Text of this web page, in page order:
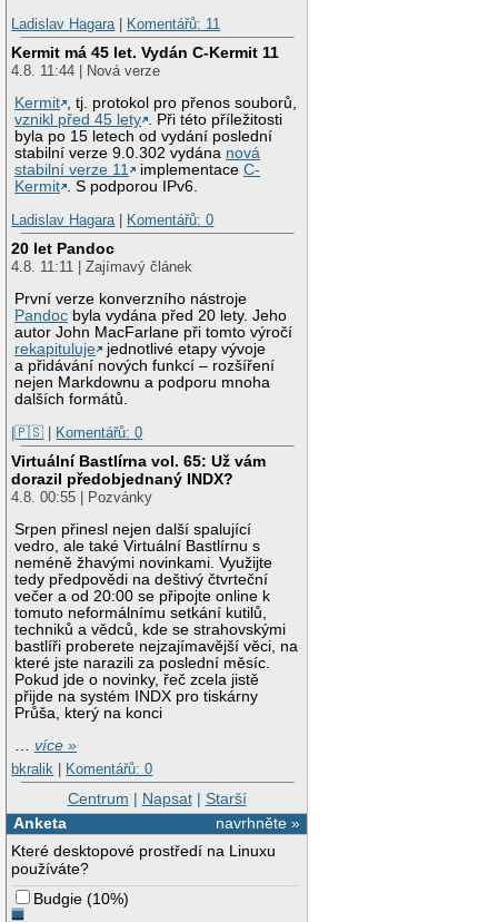
Ladislav Hagara | Komentářů: 11
Kermit má 45 let. Vydán C-Kermit 11
4.8. 11:44 | Nová verze
Kermit
, tj. protokol pro přenos souborů,
vznikl před 45 lety
. Při této příležitosti
byla po 15 letech od vydání poslední
stabilní verze 9.0.302 vydána nová
stabilní verze 11
implementaceC-
Kermit
. S podporou IPv6.
Ladislav Hagara | Komentářů: 0
20 let Pandoc
4.8. 11:11 | Zajímavý článek
První verze konverzního nástroje
Pandoc byla vydána před 20 lety. Jeho
autor John MacFarlane při tomto výročí
rekapituluje
jednotlivé etapy vývoje
a přidávání nových funkcí – rozšíření
nejen Markdownu a podporu mnoha
dalších formátů.
|🇵🇸 | Komentářů: 0
Virtuální Bastlírna vol. 65: Už vám
dorazil předobjednaný INDX?
4.8. 00:55 | Pozvánky
Srpen přinesl nejen další spalující
vedro, ale také Virtuální Bastlírnu s
neméně žhavými novinkami. Využijte
tedy předpovědi na deštivý čtvrteční
večer a od 20:00 se připojte online k
tomuto neformálnímu setkání kutilů,
techniků a vědců, kde se strahovskými
bastlíři proberete nejzajímavější věci, na
které jste narazili za poslední měsíc.
Pokud jde o novinky, řeč zcela jistě
přijde na systém INDX pro tiskárny
Průša, který na konci
…více »
bkralik
Komentářů: 0
Centrum | Napsat| Starší
navrhněte »
Anketa
Které desktopové prostředí na Linuxu
používáte?
Budgie (10%)